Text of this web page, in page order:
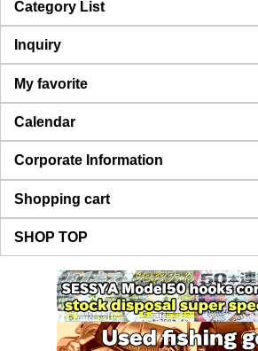
Category List
Inquiry
My favorite
Calendar
Corporate Information
Shopping cart
SHOP TOP